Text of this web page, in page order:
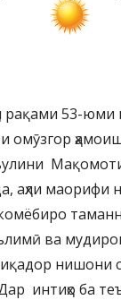
рақами 53-
омӯзгор
Мақомоти
аҳли маорифи
ва
нишони
интиҳо ба